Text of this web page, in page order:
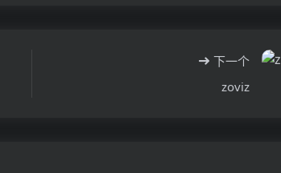
下一个
zoviz